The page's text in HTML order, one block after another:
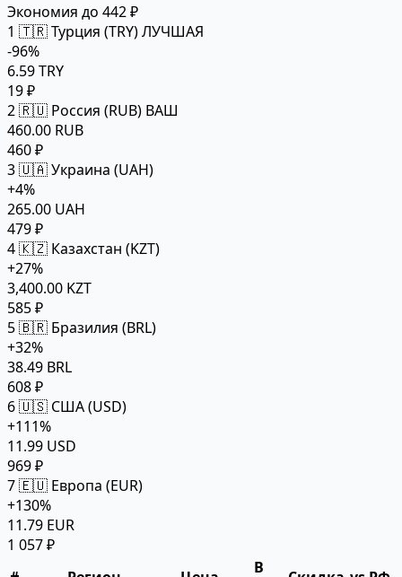
Экономия до 442 ₽
1 🇹🇷 Турция (TRY)ЛУЧШАЯ
-96%
6.59 TRY
19 ₽
2🇷🇺 Россия (RUB) ВАШ
460.00 RUB
460 ₽
3🇺🇦 Украина (UAH)
+4%
265.00 UAH
479 ₽
4🇰🇿 Казахстан (KZT)
+27%
3,400.00 KZT
585 ₽
5🇧🇷 Бразилия (BRL)
+32%
38.49 BRL
608 ₽
6🇺🇸 США (USD)
+111%
11.99 USD
969 ₽
7🇪🇺 Европа (EUR)
+130%
11.79 EUR
1 057 ₽
В